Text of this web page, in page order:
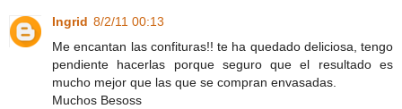
Ingrid 8/2/11 00:13
Me encantan las confituras!! te ha quedado deliciosa, tengo
pendiente hacerlas porque seguro que el resultado es
mucho mejor que las que se compran envasadas.
Muchos Besoss